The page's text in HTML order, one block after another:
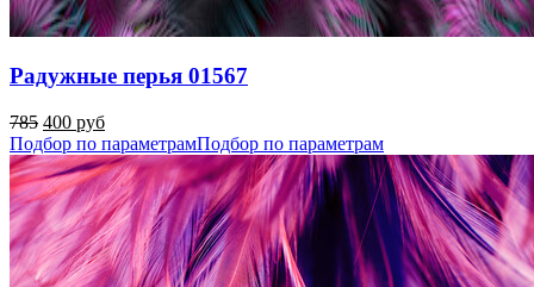
Радужные перья 01567
785 400 руб
Подбор по параметрамПодбор по параметрам